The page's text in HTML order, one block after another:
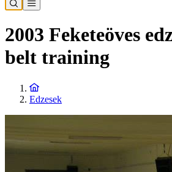
2003 Feketeöves
belt training
Edzesek